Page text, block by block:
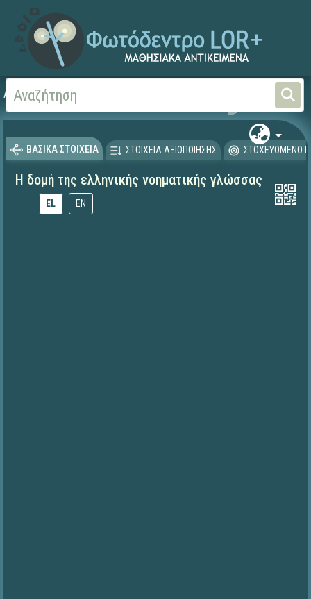
Αρχική
ΒΑΣΙΚΑ ΣΤΟΙΧΕΙΑ ΣΤΟΙΧΕΙΑ ΑΞΙΟΠΟΙΗΣΗΣ ΣΤΟΧΕΥΟΜΕΝΟ
Η δομή της ελληνικής νοηματικής γλώσσας
EL EN